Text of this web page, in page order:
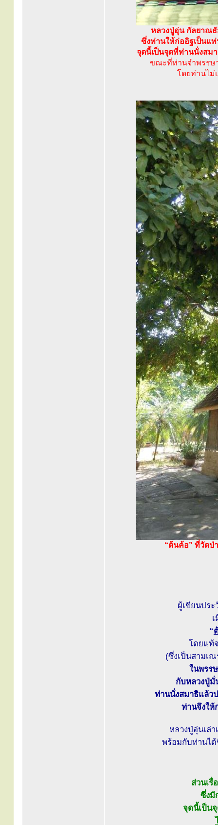
หลวงปู่อุ่น กัลยาณ
ซึ่งท่านให้ก่ออิฐเป็นแ
จุดนี้เป็นจุดที่ท่านนั่งสม
ขณะที่ท่านจำพรรษ
โดยท่านไม่
“ต้นค้อ” ที่วัดป่
ผู้เขียนปร
“
โดยแท้
(ซึ่งเป็นสามเ
ในพรร
กับหลวงปู่มั่
ท่านนั่งสมาธิแล้ว
ท่านจึงให้
หลวงปู่อุ่นเล่
พร้อมกับท่านไ
ส่วนเรื่
ซึ่งมี
จุดนี้เป็น